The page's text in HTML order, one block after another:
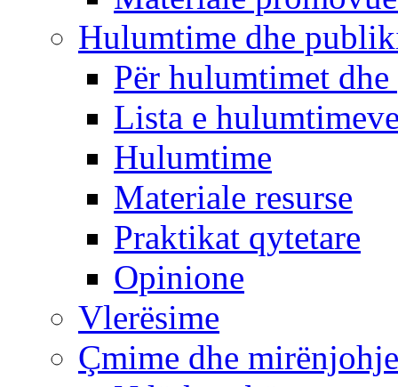
Hulumtime dhe
Për hulumtimet
Lista e
Hulumtime
Materiale resurse
Praktikat qytetare
Opinione
Vlerësime
Çmime dhe mirënjohje